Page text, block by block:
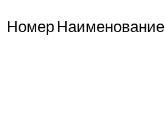
НомерНаименование